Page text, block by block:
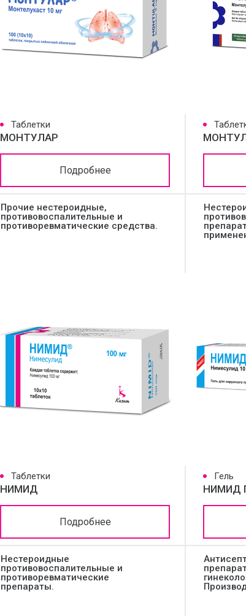
Таблетки
МОНТУЛАР
Подробнее
Прочие нестероидные,
противовоспалительные и
противоревматические средства.
Таблетки
НИМИД
Подробнее
Гель
НИМИД
Нестероидные
противовоспалительные и
противоревматические
препараты.